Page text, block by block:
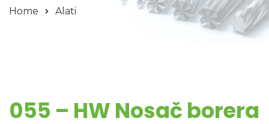
Home Alati
055 – HW Nosač borera